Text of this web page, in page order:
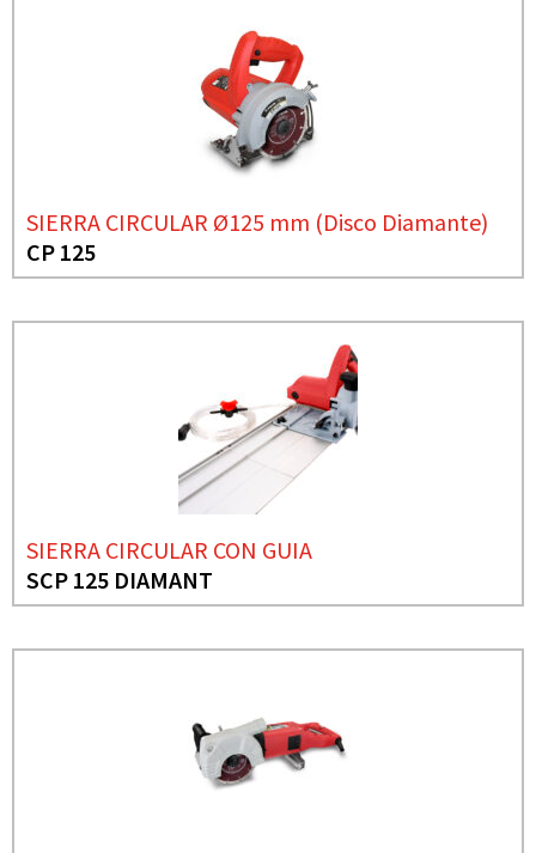
SIERRA CIRCULAR Ø125 mm (Disco Diamante)
CP 125
SIERRA CIRCULAR CON GUIA
SCP 125 DIAMANT